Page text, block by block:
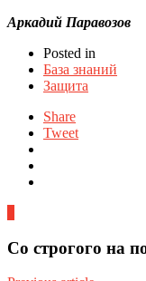
Аркадий Паравозов
Posted in
База знаний
Защита
Share
Tweet
Со строгого на